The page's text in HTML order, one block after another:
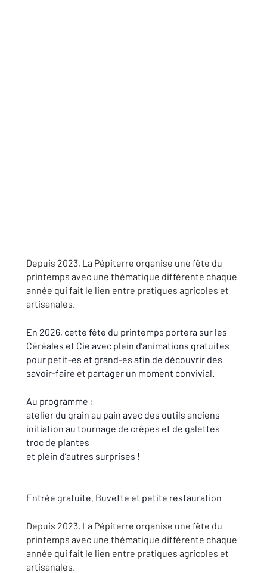
Depuis 2023, La Pépiterre organise une fête du
printemps avec une thématique différente chaque
année qui fait le lien entre pratiques agricoles et
artisanales.
En 2026, cette fête du printemps portera sur les
Céréales et Cie avec plein d’animations gratuites
pour petit-es et grand-es afin de découvrir des
savoir-faire et partager un moment convivial.
Au programme :
atelier du grain au pain avec des outils anciens
initiation au tournage de crêpes et de galettes
troc de plantes
et plein d’autres surprises !
Entrée gratuite. Buvette et petite restauration
Depuis 2023, La Pépiterre organise une fête du
printemps avec une thématique différente chaque
année qui fait le lien entre pratiques agricoles et
artisanales.